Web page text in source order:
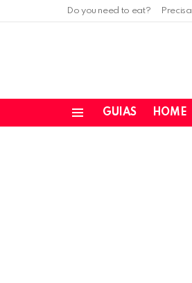
Do you need to eat?
GUIAS HOME